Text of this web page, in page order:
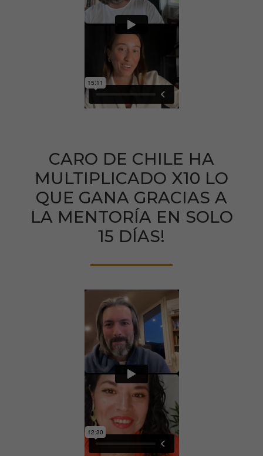
CARO DE CHILE HA
MULTIPLICADO X10 LO
QUE GANA GRACIAS A
LA MENTORÍA EN SOLO
15 DÍAS!